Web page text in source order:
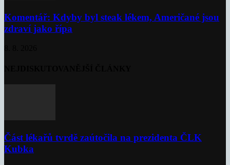
Komentář: Kdyby byl steak lékem, Američané jsou
zdraví jako řípa
Část lékařů tvrdě zaútočila na prezidenta ČLK
Kubka